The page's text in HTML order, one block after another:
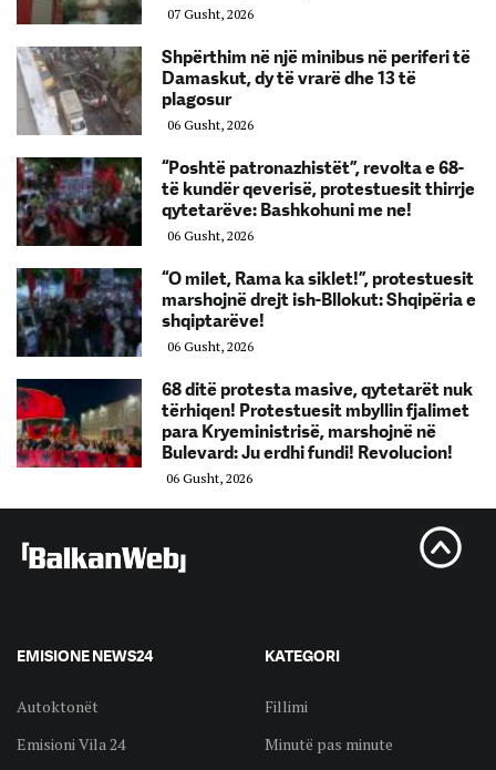
07 Gusht, 2026
Shpërthim në një minibus në periferi të
Damaskut, dy të vrarë dhe 13 të
plagosur
06 Gusht, 2026
“Poshtë patronazhistët”, revolta e 68-
të kundër qeverisë, protestuesit thirrje
qytetarëve: Bashkohuni me ne!
06 Gusht, 2026
“O milet, Rama ka siklet!”, protestuesit
marshojnë drejt ish-Bllokut: Shqipëria e
shqiptarëve!
06 Gusht, 2026
68 ditë protesta masive, qytetarët nuk
tërhiqen! Protestuesit mbyllin fjalimet
para Kryeministrisë, marshojnë në
Bulevard: Ju erdhi fundi! Revolucion!
06 Gusht, 2026
EMISIONE NEWS24
Autoktonët
Emisioni Vila 24
KATEGORI
Fillimi
Minutë pas minute